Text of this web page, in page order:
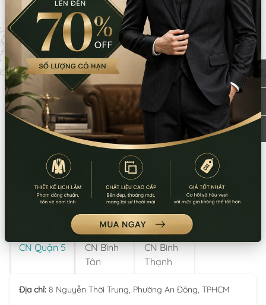
Blog thời trang
CHÍNH SÁCH VÀ QUY ĐỊNH
Chính sách thanh toán
Chính sách vận chuyển
Chính sách bảo mật thông tin
Chính sách kiểm hàng
Chính sách đổi trả hoàn tiền
Thông tin về giá sản phẩm
vui lòng xem kỹ
CN Quận 5
CN Bình
Tân
CN Bình
Thạnh
Địa chỉ: 8 Nguyễn Thời Trung, Phường An Đông, TPHCM